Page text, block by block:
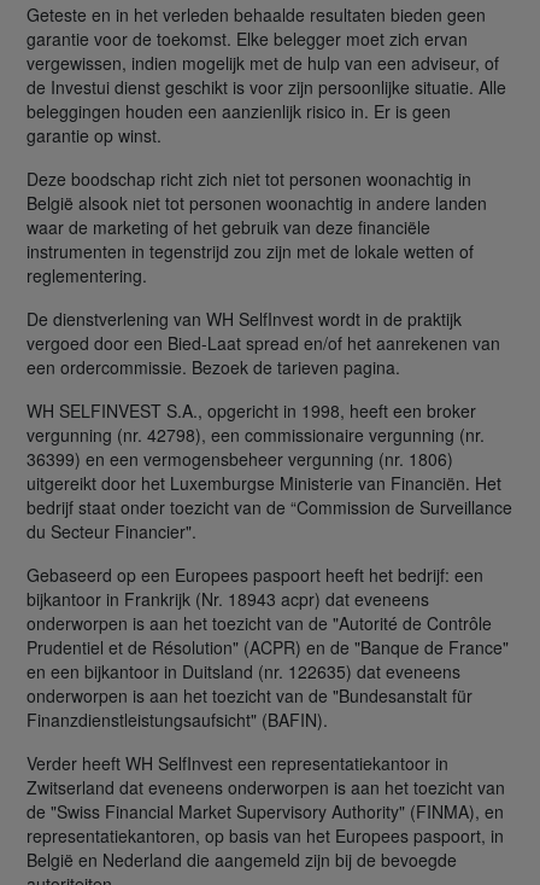
Geteste en in het verleden behaalde resultaten bieden geen
garantie voor de toekomst. Elke belegger moet zich ervan
vergewissen, indien mogelijk met de hulp van een adviseur, of
de Investui dienst geschikt is voor zijn persoonlijke situatie. Alle
beleggingen houden een aanzienlijk risico in. Er is geen
garantie op winst.
Deze boodschap richt zich niet tot personen woonachtig in
België alsook niet tot personen woonachtig in andere landen
waar de marketing of het gebruik van deze financiële
instrumenten in tegenstrijd zou zijn met de lokale wetten of
reglementering.
De dienstverlening van WH SelfInvest wordt in de praktijk
vergoed door een Bied-Laat spread en/of het aanrekenen van
een ordercommissie. Bezoek de tarieven pagina.
WH SELFINVEST S.A., opgericht in 1998, heeft een broker
vergunning (nr. 42798), een commissionaire vergunning (nr.
36399) en een vermogensbeheer vergunning (nr. 1806)
uitgereikt door het Luxemburgse Ministerie van Financiën. Het
bedrijf staat onder toezicht van de “Commission de Surveillance
du Secteur Financier".
Gebaseerd op een Europees paspoort heeft het bedrijf: een
bijkantoor in Frankrijk (Nr. 18943 acpr) dat eveneens
onderworpen is aan het toezicht van de "Autorité de Contrôle
Prudentiel et de Résolution" (ACPR) en de "Banque de France"
en een bijkantoor in Duitsland (nr. 122635) dat eveneens
onderworpen is aan het toezicht van de "Bundesanstalt für
Finanzdienstleistungsaufsicht" (BAFIN).
Verder heeft WH SelfInvest een representatiekantoor in
Zwitserland dat eveneens onderworpen is aan het toezicht van
de "Swiss Financial Market Supervisory Authority" (FINMA), en
representatiekantoren, op basis van het Europees paspoort, in
België en Nederland die aangemeld zijn bij de bevoegde